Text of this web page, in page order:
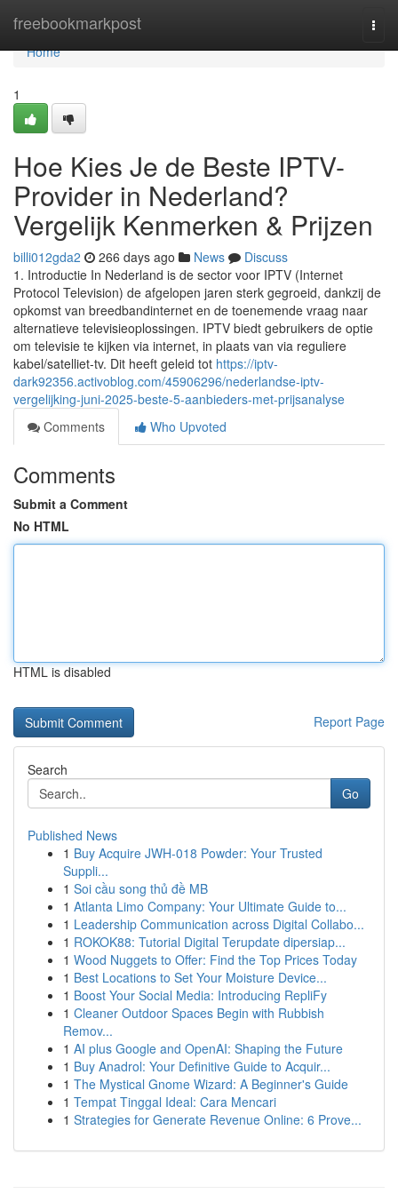
freebookmarkpost
Home
Home
1
Hoe Kies Je de Beste IPTV-
Provider in Nederland?
Vergelijk Kenmerken & Prijzen
billi012gda2 266 days ago News
Discuss
1. Introductie In Nederland is de sector voor IPTV (Internet
Protocol Television) de afgelopen jaren sterk gegroeid, dankzij de
opkomst van breedbandinternet en de toenemende vraag naar
alternatieve televisieoplossingen. IPTV biedt gebruikers de optie
om televisie te kijken via internet, in plaats van via reguliere
kabel/satelliet-tv. Dit heeft geleid tot https://iptv-
dark92356.activoblog.com/45906296/nederlandse-iptv-
vergelijking-juni-2025-beste-5-aanbieders-met-prijsanalyse
Comments
Who Upvoted
Comments
Submit a Comment
No HTML
HTML is disabled
Report Page
Search
Go
Published News
1 Buy Acquire JWH-018 Powder: Your Trusted
Suppli...
1 Soi cầu song thủ đề MB
1 Atlanta Limo Company: Your Ultimate Guide to...
1 Leadership Communication across Digital Collabo...
1 ROKOK88: Tutorial Digital Terupdate dipersiap...
1 Wood Nuggets to Offer: Find the Top Prices Today
1 Best Locations to Set Your Moisture Device...
1 Boost Your Social Media: Introducing RepliFy
1 Cleaner Outdoor Spaces Begin with Rubbish
Remov...
1 AI plus Google and OpenAI: Shaping the Future
1 Buy Anadrol: Your Definitive Guide to Acquir...
1 The Mystical Gnome Wizard: A Beginner's Guide
1 Tempat Tinggal Ideal: Cara Mencari
1 Strategies for Generate Revenue Online: 6 Prove...